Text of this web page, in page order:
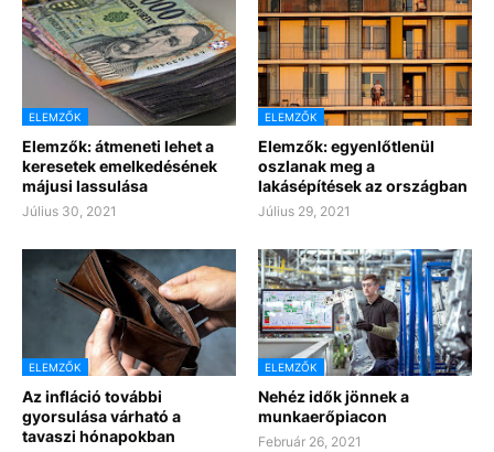
ELEMZŐK
Elemzők: átmeneti lehet a
keresetek emelkedésének
májusi lassulása
Július 30, 2021
ELEMZŐK
Elemzők: egyenlőtlenül
oszlanak meg a
lakásépítések az országban
Július 29, 2021
ELEMZŐK
Az infláció további
gyorsulása várható a
tavaszi hónapokban
ELEMZŐK
Nehéz idők jönnek a
munkaerőpiacon
Február 26, 2021